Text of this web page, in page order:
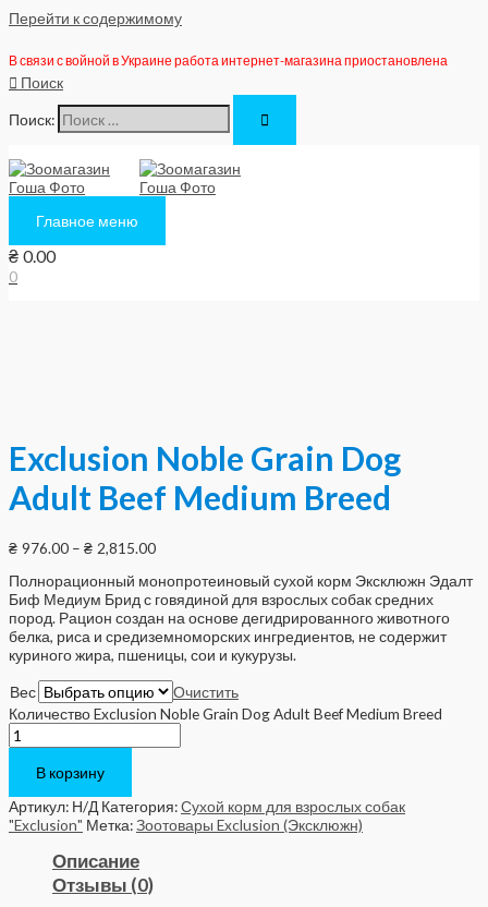
Перейти к содержимому
В связи с войной в Украине работа интернет-магазина приостановлена
Поиск
Поиск:
Главное меню
₴ 0.00
0
Exclusion Noble Grain Dog
Adult Beef Medium Breed
₴ 976.00 – ₴ 2,815.00
Полнорационный монопротеиновый сухой корм Эксклюжн Эдалт
Биф Медиум Брид с говядиной для взрослых собак средних
пород. Рацион создан на основе дегидрированного животного
белка, риса и средиземноморских ингредиентов, не содержит
куриного жира, пшеницы, сои и кукурузы.
Вес
Очистить
Количество Exclusion Noble Grain Dog Adult Beef Medium Breed
В корзину
Артикул: Н/Д Категория:Сухой корм для взрослых собак
"Exclusion" Метка:Зоотовары Exclusion (Эксклюжн)
Описание
Отзывы (0)